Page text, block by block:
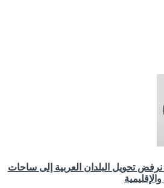
تحويل البلدان العربية إلى ساحات